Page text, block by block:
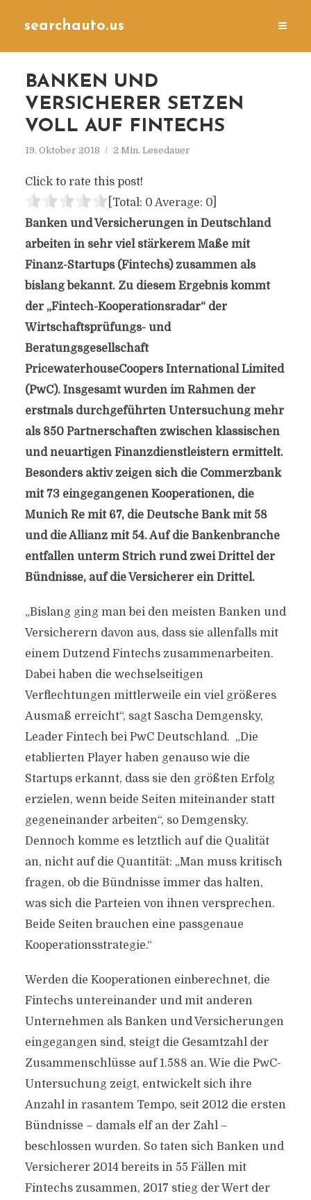
searchauto.us
BANKEN UND
VERSICHERER SETZEN
VOLL AUF FINTECHS
19. Oktober 2018 2 Min. Lesedauer
Click to rate this post!
[Total: 0 Average: 0]
Banken und Versicherungen in Deutschland
arbeiten in sehr viel stärkerem Maße mit
Finanz-Startups (Fintechs) zusammen als
bislang bekannt. Zu diesem Ergebnis kommt
der „Fintech-Kooperationsradar“ der
Wirtschaftsprüfungs- und
Beratungsgesellschaft
PricewaterhouseCoopers International Limited
(PwC). Insgesamt wurden im Rahmen der
erstmals durchgeführten Untersuchung mehr
als 850 Partnerschaften zwischen klassischen
und neuartigen Finanzdienstleistern ermittelt.
Besonders aktiv zeigen sich die Commerzbank
mit 73 eingegangenen Kooperationen, die
Munich Re mit 67, die Deutsche Bank mit 58
und die Allianz mit 54. Auf die Bankenbranche
entfallen unterm Strich rund zwei Drittel der
Bündnisse, auf die Versicherer ein Drittel.
„Bislang ging man bei den meisten Banken und
Versicherern davon aus, dass sie allenfalls mit
einem Dutzend Fintechs zusammenarbeiten.
Dabei haben die wechselseitigen
Verflechtungen mittlerweile ein viel größeres
Ausmaß erreicht“, sagt Sascha Demgensky,
Leader Fintech bei PwC Deutschland. „Die
etablierten Player haben genauso wie die
Startups erkannt, dass sie den größten Erfolg
erzielen, wenn beide Seiten miteinander statt
gegeneinander arbeiten“, so Demgensky.
Dennoch komme es letztlich auf die Qualität
an, nicht auf die Quantität: „Man muss kritisch
fragen, ob die Bündnisse immer das halten,
was sich die Parteien von ihnen versprechen.
Beide Seiten brauchen eine passgenaue
Kooperationsstrategie.“
Werden die Kooperationen einberechnet, die
Fintechs untereinander und mit anderen
Unternehmen als Banken und Versicherungen
eingegangen sind, steigt die Gesamtzahl der
Zusammenschlüsse auf 1.588 an. Wie die PwC-
Untersuchung zeigt, entwickelt sich ihre
Anzahl in rasantem Tempo, seit 2012 die ersten
Bündnisse – damals elf an der Zahl –
beschlossen wurden. So taten sich Banken und
Versicherer 2014 bereits in 55 Fällen mit
Fintechs zusammen, 2017 stieg der Wert der